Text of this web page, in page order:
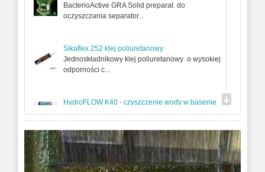
BacterioActive GRA Solid preparat do
oczyszczania separator...
Sikaflex 252 klej poliuretanowy
Jednoskładnikowy klej poliuretanowy o wysokiej
odporności c...
HydroFLOW K40 - czyszczenie wody w basenie
HydroFLOW K40 AquaKLEAR pzreznaczony jest
do basenów prywa...
CONCRESEAL PLASTERING
CONCRESEAL PLASTERING biały, szary to